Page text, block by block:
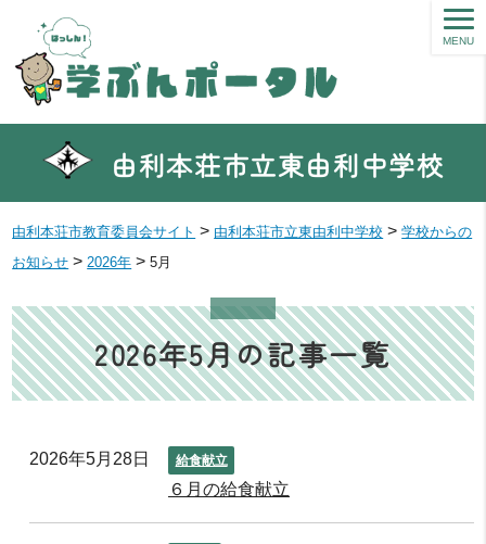
由利本荘市立東由利中学校
MENU
由利本荘市教育委員会サイト > 由利本荘市立東由利中学校 >学校からの
お知らせ > 2026年 >5月
2026年5月の記事一覧
2026年5月28日 給食献立
６月の給食献立